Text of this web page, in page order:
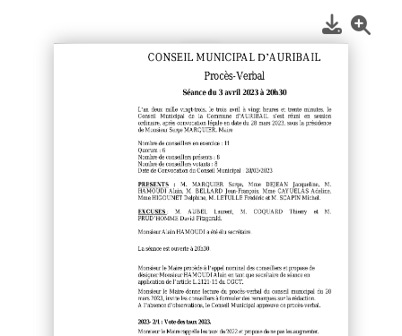
1/2